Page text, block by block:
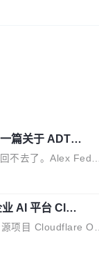
篇关于 ADT
不去了。Alex Fedos
"。 他说的东西不新
，尤其是和类型
了一件事：这不是类
编码的思维方式。 文
一个网站的深色主题
AI 平台 Clou
项目 Cloudflare O
你会觉得这是又一